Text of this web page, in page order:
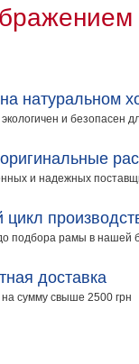
натуральном
и безопасен
и надежных
подбора рамы в нашей
доставка
на сумму свыше 2500 грн